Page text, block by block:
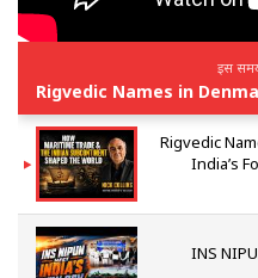
इस
Rigvedic
India’s
INS